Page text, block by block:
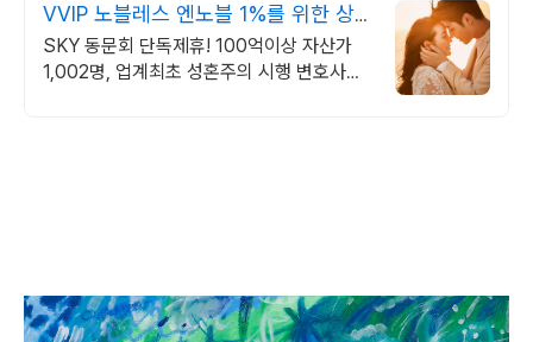
VVIP 노블레스 엔노블 1%를 위한 상
류층 결정사
SKY 동문회 단독제휴! 100억이상 자산가
1,002명, 업계최초 성혼주의 시행 변호사검